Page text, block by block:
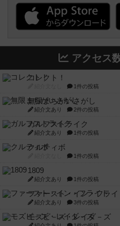
アクセス
コレクト！
1件の投稿
無限まちがいさがし
紹介文あり 2件の投稿
ガルフストライク
紹介文あり 1件の投稿
クルティボ
1件の投稿
1809
紹介文あり 1件の投稿
ファースト・イン・フライ
紹介文あり 3件の投稿
モズビ－ズ・レイダ－ズ